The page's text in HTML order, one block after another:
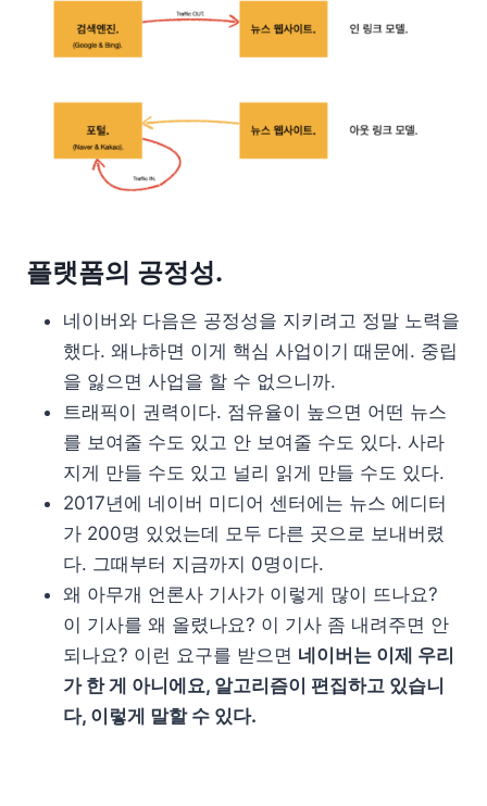
플랫폼의 공정성.
네이버와 다음은 공정성을 지키려고 정말 노력을
했다. 왜냐하면 이게 핵심 사업이기 때문에. 중립
을 잃으면 사업을 할 수 없으니까.
트래픽이 권력이다. 점유율이 높으면 어떤 뉴스
를 보여줄 수도 있고 안 보여줄 수도 있다. 사라
지게 만들 수도 있고 널리 읽게 만들 수도 있다.
2017년에 네이버 미디어 센터에는 뉴스 에디터
가 200명 있었는데 모두 다른 곳으로 보내버렸
다. 그때부터 지금까지 0명이다.
왜 아무개 언론사 기사가 이렇게 많이 뜨나요?
이 기사를 왜 올렸나요? 이 기사 좀 내려주면 안
되나요? 이런 요구를 받으면 네이버는 이제 우리
가 한 게 아니에요, 알고리즘이 편집하고 있습니
다, 이렇게 말할 수 있다.